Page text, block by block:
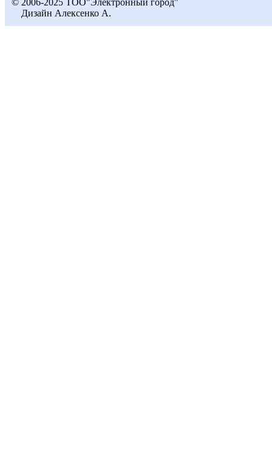
© 2006-2025 ТОО"Электронный город"
Дизайн Алексенко А.